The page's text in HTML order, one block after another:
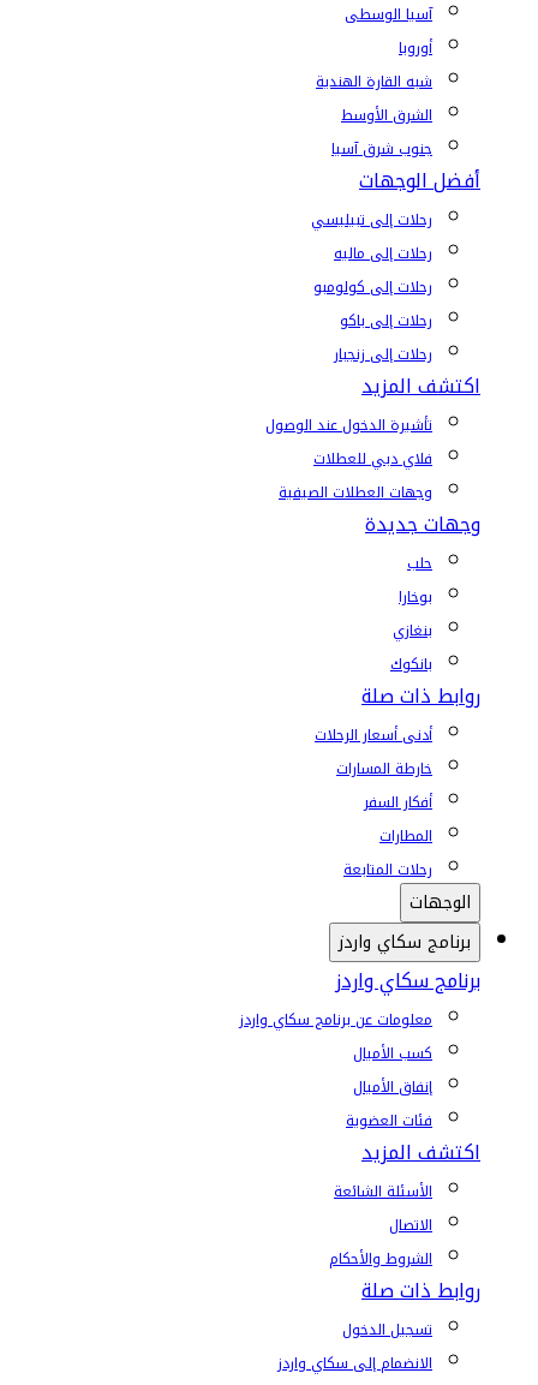
آسيا الوسطى
أوروبا
شبه القارة الهندية
الشرق الأوسط
جنوب شرق آسيا
أفضل الوجهات
رحلات إلى تبيليسي
رحلات إلى ماليه
رحلات إلى كولومبو
رحلات إلى باكو
رحلات إلى زنجبار
اكتشف المزيد
تأشيرة الدخول عند الوصول
فلاي دبي للعطلات
وجهات العطلات الصيفية
وجهات جديدة
حلب
بوخارا
بنغازي
بانكوك
روابط ذات صلة
أدنى أسعار الرحلات
خارطة المسارات
أفكار السفر
المطارات
رحلات المتابعة
الوجهات
برنامج سكاي واردز
برنامج سكاي واردز
معلومات عن برنامج سكاي واردز
كسب الأميال
إنفاق الأميال
فئات العضوية
اكتشف المزيد
الأسئلة الشائعة
الاتصال
الشروط والأحكام
روابط ذات صلة
تسجيل الدخول
الانضمام إلى سكاي واردز